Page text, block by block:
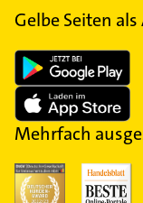
Gelbe Seiten als
Mehrfach